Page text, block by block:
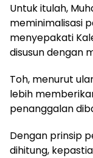
Untuk itulah,
meminimalisasi
menyepakati
disusun dengan
Toh, menurut
lebih
penanggalan
Dengan prinsip
dihitung,